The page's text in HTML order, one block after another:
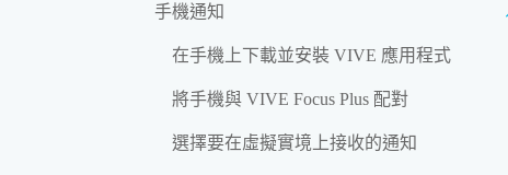
手機通知
在手機上下載並安裝 VIVE 應用程式
將手機與 VIVE Focus Plus 配對
選擇要在虛擬實境上接收的通知